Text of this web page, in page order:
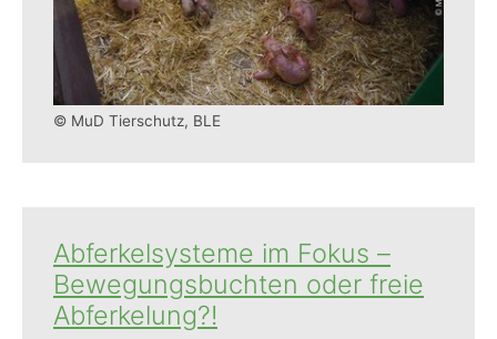
© MuD Tierschutz, BLE
Abferkelsysteme im Fokus –
Bewegungsbuchten oder freie
Abferkelung?!